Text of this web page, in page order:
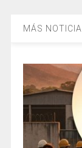
MÁS